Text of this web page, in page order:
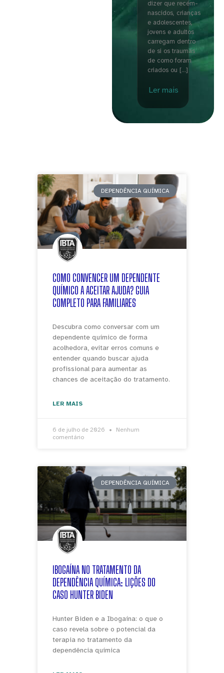
dizer que recém-
nascidos, crianças
e adolescentes,
jovens e adultos
carregam dentro
de si os traumas
de como foram
criados ou […]
Ler mais
DEPENDÊNCIA QUÍMICA
COMO CONVENCER UM DEPENDENTE
QUÍMICO A ACEITAR AJUDA? GUIA
COMPLETO PARA FAMILIARES
Descubra como conversar com um
dependente químico de forma
acolhedora, evitar erros comuns e
entender quando buscar ajuda
profissional para aumentar as
chances de aceitação do tratamento.
LER MAIS
6 de julho de 2026
Nenhum
comentário
DEPENDÊNCIA QUÍMICA
IBOGAÍNA NO TRATAMENTO DA
DEPENDÊNCIA QUÍMICA: LIÇÕES DO
CASO HUNTER BIDEN
Hunter Biden e a Ibogaína: o que o
caso revela sobre o potencial da
terapia no tratamento da
dependência química